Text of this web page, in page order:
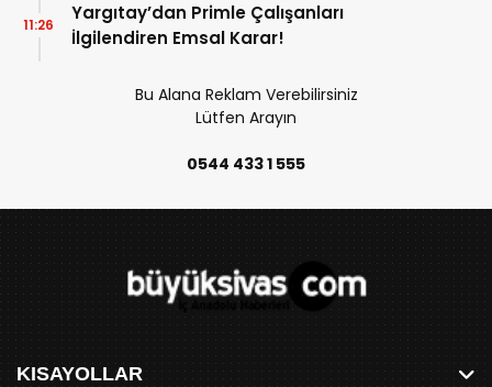
Yargıtay’dan Primle Çalışanları
İlgilendiren Emsal Karar!
11:26
Bu Alana Reklam Verebilirsiniz
Lütfen Arayın
0544 433 1 555
KISAYOLLAR